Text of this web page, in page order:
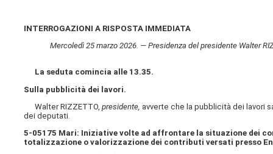
INTERROGAZIONI A RISPOSTA IMMEDIATA
Mercoledì 25 marzo 2026. — Presidenza del presidente Walter
La seduta comincia alle 13.35.
Sulla pubblicità dei lavori.
Walter RIZZETTO, presidente, avverte che la pubblicità dei lavori
dei deputati.
5-05175 Mari: Iniziative volte ad affrontare la situazione dei
totalizzazione o valorizzazione dei contributi versati presso